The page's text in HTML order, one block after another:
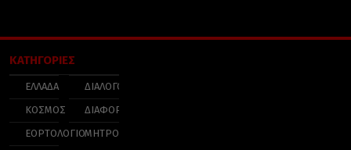
ΚΑΤΗΓΟΡΙΕΣ
ΕΛΛΑΔΑ
ΚΟΣΜΟΣ
ΕΟΡΤΟΛΟΓΙΟ
ΔΙΑΛΟΓΟΣ
ΔΙΑΦΟΡΑ
ΜΗΤΡΟΠΟΛΕΙΣ